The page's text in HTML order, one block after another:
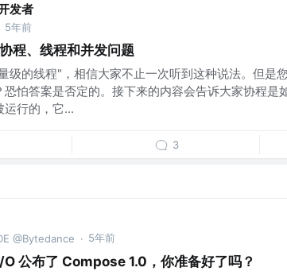
发者
5年前
程、线程和并发问题
级的线程"，相信大家不止一次听到这种说法。但是
恐怕答案是否定的。接下来的内容会告诉大家协程是
运行的，它...
3
@Bytedance · 5年前
公布了 Compose 1.0，你准备好了吗？